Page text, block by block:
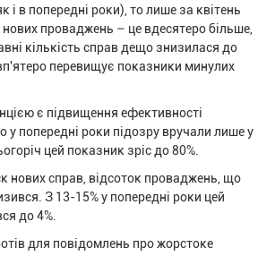
і в попередні роки), то лише за квітень
проваджень – це вдесятеро більше,
кількість справ дещо знизилася до
перевищує показники минулих
є підвищення ефективності
у попередні роки підозру вручали лише у
цей показник зріс до 80%.
нових справ, відсоток проваджень, що
З 13-15% у попередні роки цей
до 4%.
для повідомлень про жорстоке